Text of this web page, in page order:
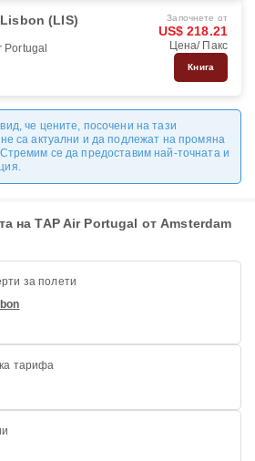
Lisbon (LIS)
Portugal
Започнете от
US$ 218.21
Цена/ Пакс
Книга
че цените, посочени на тази
са актуални и да подлежат на промяна
се да предоставим най-точната и
на TAP Air Portugal от Amsterdam
за полети
тарифа